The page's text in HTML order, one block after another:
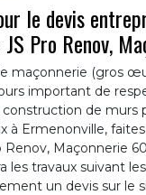
le devis
Pro Renov,
maçonnerie (gros
important de
construction de murs
à Ermenonville,
Renov, Maçonnerie
les travaux suivant
un devis sur le